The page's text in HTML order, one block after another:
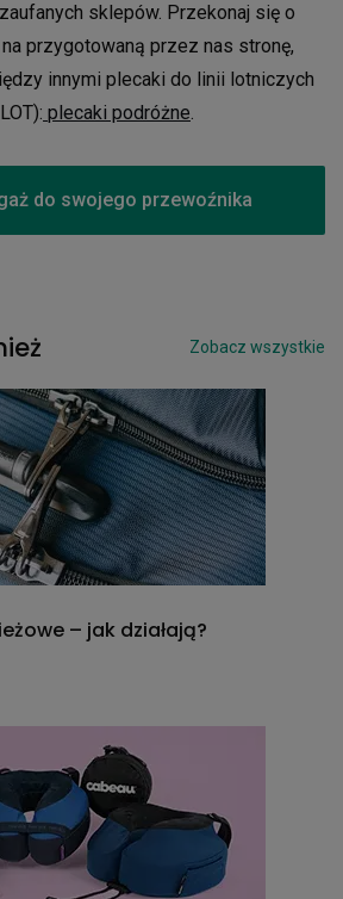
sklepów. Przekonaj się o
przygotowaną przez nas stronę,
innymi plecaki do linii lotniczych
plecaki podróżne.
do swojego przewoźnika
Zobacz wszystkie
– jak działają?